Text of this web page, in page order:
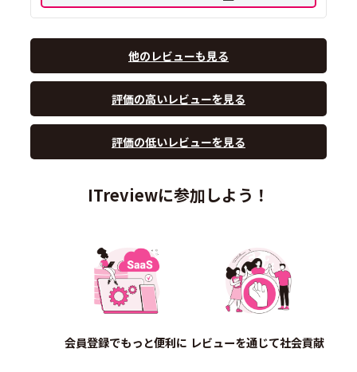
他のレビューも見る
評価の高いレビューを見る
評価の低いレビューを見る
ITreviewに参加しよう！
会員登録でもっと便利に レビューを通じて社会貢献